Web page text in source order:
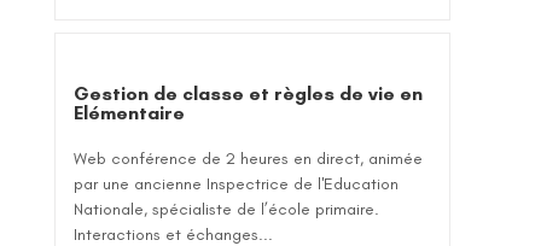
Gestion de classe et règles de vie en
Elémentaire
Web conférence de 2 heures en direct, animée
par une ancienne Inspectrice de l'Education
Nationale, spécialiste de l’école primaire.
Interactions et échanges...